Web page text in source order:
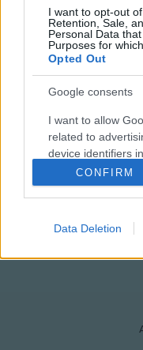
I want to opt-out
Retention, Sale,
Personal Data
Purposes for
Opted Out
Google consents
I want to allow
related to
device identifiers
I want to allow my
Google for online
I want to allow
I want to allow
related to
CONFIRM
Data Deletion